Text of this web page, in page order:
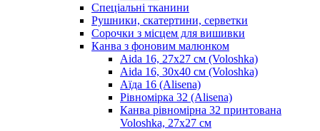
Спеціальні тканини
Рушники, скатертини, серветки
Сорочки з місцем для вишивки
Канва з фоновим малюнком
Aida 16, 27х27 см (Voloshka)
Aida 16, 30х40 см (Voloshka)
Аїда 16 (Alisena)
Рівномірка 32 (Alisena)
Канва рівномірна 32 принтована
Voloshka, 27х27 см